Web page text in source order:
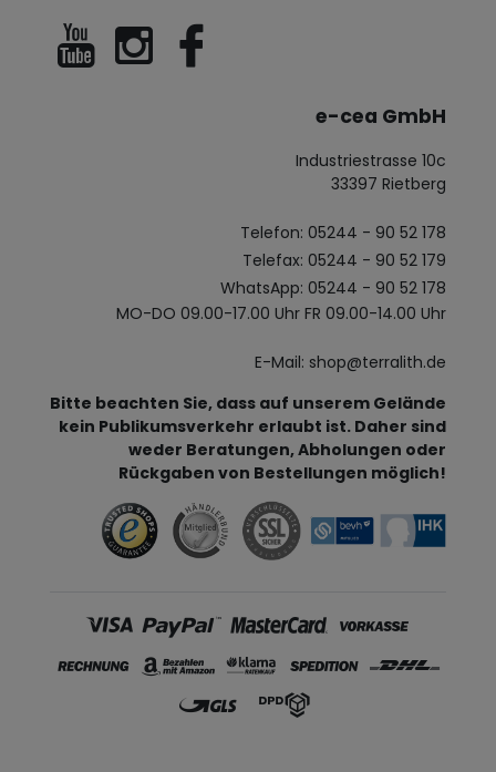
e-cea GmbH
Industriestrasse 10c
33397 Rietberg
Telefon: 05244 - 90 52 178
Telefax: 05244 - 90 52 179
WhatsApp: 05244 - 90 52 178
MO-DO 09.00-17.00 Uhr FR 09.00-14.00 Uhr
E-Mail: shop@terralith.de
Bitte beachten Sie, dass auf unserem Gelände
kein Publikumsverkehr erlaubt ist. Daher sind
weder Beratungen, Abholungen oder
Rückgaben von Bestellungen möglich!